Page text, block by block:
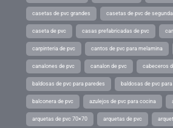
casetas de pvc grandes casetas de pvc de
caseta de pvc casas prefabricadas de pvc
carpinteria de pvc cantos de pvc para melamina
canalones de pvc canalon de pvc cabeceros
baldosas de pvc para paredes baldosas de pvc para
balconera de pvc azulejos de pvc para cocina
arquetas de pvc 70×70 arquetas de pvc